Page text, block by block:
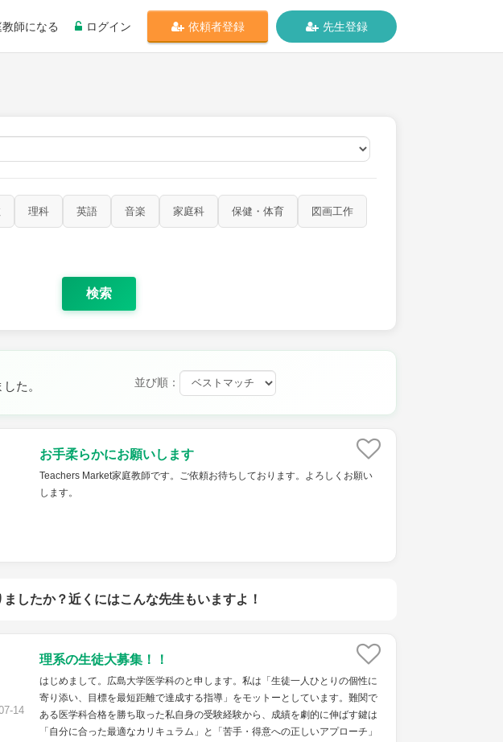
師になる ログイン 依頼者登録 先生登録
理科 英語 音楽 家庭科 保健・体育 図画工作
検索
た。 並び順：
お手柔らかにお願いします
Teachers Market家庭教師です。ご依頼お待ちしております。よろしくお願い
します。
したか？近くにはこんな先生もいますよ！
14
理系の生徒大募集！！
はじめまして。広島大学医学科のと申します。私は「生徒一人ひとりの個性に
寄り添い、目標を最短距離で達成する指導」をモットーとしています。難関で
ある医学科合格を勝ち取った私自身の受験経験から、成績を劇的に伸ばす鍵は
「自分に合った最適なカリキュラム」と「苦手・得意への正しいアプローチ」